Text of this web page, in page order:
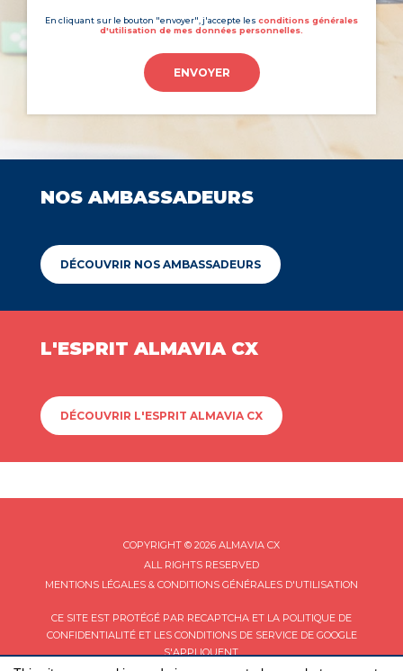
En cliquant sur le bouton "envoyer", j'accepte les conditions générales
d'utilisation de mes données personnelles.
ENVOYER
NOS AMBASSADEURS
DÉCOUVRIR NOS AMBASSADEURS
L'ESPRIT ALMAVIA CX
DÉCOUVRIR L'ESPRIT ALMAVIA CX
COPYRIGHT © 2026 ALMAVIA CX
ALL RIGHTS RESERVED
MENTIONS LÉGALES & CONDITIONS GÉNÉRALES D'UTILISATION
CE SITE EST PROTÉGÉ PAR RECAPTCHA ET LA POLITIQUE DE
CONFIDENTIALITÉET LES CONDITIONS DE SERVICEDE GOOGLE
S'APPLIQUENT.